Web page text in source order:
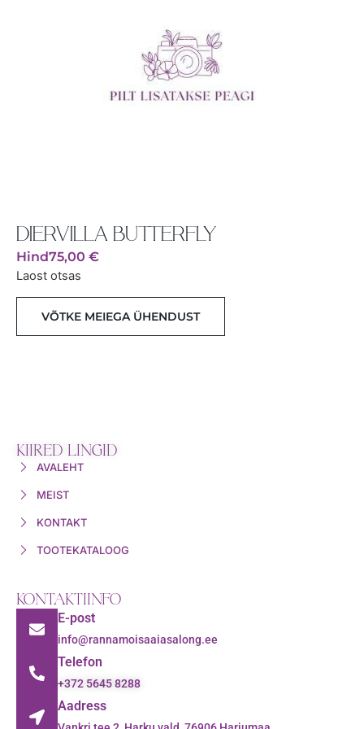
DIERVILLA BUTTERFLY
Hind75,00 €
Laost otsas
VÕTKE MEIEGA ÜHENDUST
KIIRED LINGID
AVALEHT
MEIST
KONTAKT
TOOTEKATALOOG
KONTAKTIINFO
E-post
info@rannamoisaaiasalong.ee
Telefon
+372 5645 8288
Aadress